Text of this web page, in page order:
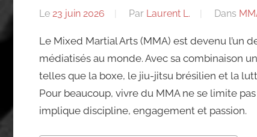
Le 23 juin 2026 Par Laurent L. Dans
Le Mixed Martial Arts (MMA) est devenu l’un
médiatisés au monde. Avec sa combinaison
telles que la boxe, le jiu-jitsu brésilien et la
Pour beaucoup, vivre du MMA ne se limite
implique discipline, engagement et passion.